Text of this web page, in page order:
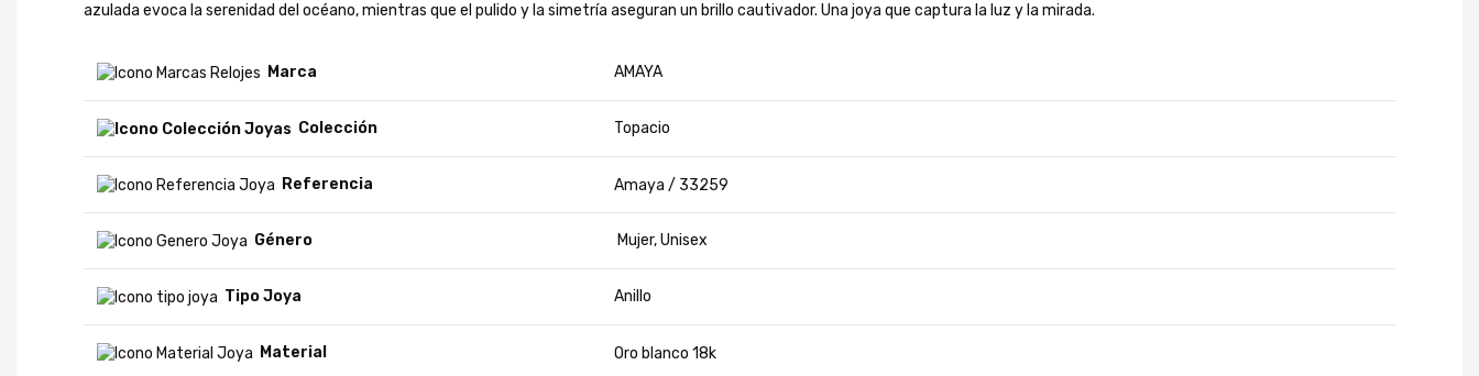
azulada evoca la serenidad del océano, mientras que el pulido y la simetría aseguran un brillo cautivador. Una joya que captura la luz y la mirada.
Marca AMAYA
Colección Topacio
Referencia Amaya / 33259
Género Mujer, Unisex
Tipo Joya Anillo
Material Oro blanco 18k